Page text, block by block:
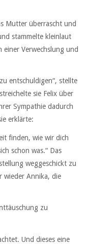
Mutter überrascht und
stammelte kleinlaut
Verwechslung und
entschuldigen“, stellte
sie Felix über
Sympathie dadurch
erklärte:
finden, wie wir dich
schon was.“ Das
weggeschickt zu
wieder Annika, die
zu
Und dieses eine